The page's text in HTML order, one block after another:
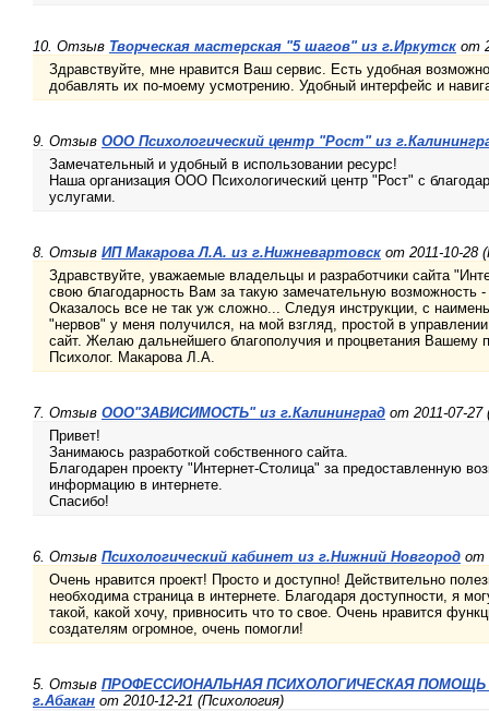
10. Отзыв Творческая мастерская "5 шагов" из г.Иркутск от
Здравствуйте, мне нравится Ваш сервис. Есть удобная
добавлять их по-моему усмотрению. Удобный интерфейс и
9. Отзыв ООО Психологический центр "Рост" из
Замечательный и удобный в использовании ресурс!
Наша организация ООО Психологический центр "Рост" с
услугами.
8. Отзыв ИП Макарова Л.А. из г.Нижневартовск от 2011-10-28
Здравствуйте, уважаемые владельцы и разработчики сайта
свою благодарность Вам за такую замечательную возможность -
Оказалось все не так уж сложно... Следуя инструкции, с
"нервов" у меня получился, на мой взгляд, простой в
сайт. Желаю дальнейшего благополучия и процветания Вашему
Психолог. Макарова Л.А.
7. Отзыв ООО"ЗАВИСИМОСТЬ" из г.Калининград от 2011-07-27
Привет!
Занимаюсь разработкой собственного сайта.
Благодарен проекту "Интернет-Столица" за предоставленную
информацию в интернете.
Спасибо!
6. Отзыв Психологический кабинет из г.Нижний Новгород от
Очень нравится проект! Просто и доступно! Действительно
необходима страница в интернете. Благодаря доступности, я
такой, какой хочу, привносить что то свое. Очень нравится
создателям огромное, очень помогли!
5. Отзыв ПРОФЕССИОНАЛЬНАЯ ПСИХОЛОГИЧЕСКАЯ ПОМОЩЬ
г.Абакан от 2010-12-21 (Психология)